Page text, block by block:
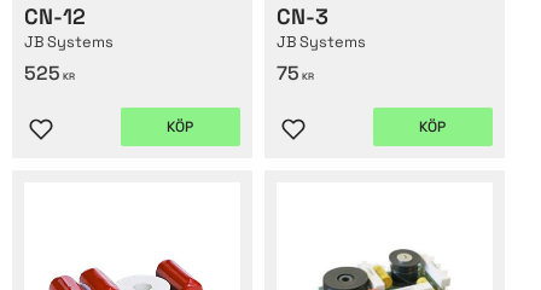
CN-12
JB Systems
525 KR
Lägg till i favoriter
KÖP
CN-3
JB Systems
75 KR
Lägg till i favoriter
KÖP